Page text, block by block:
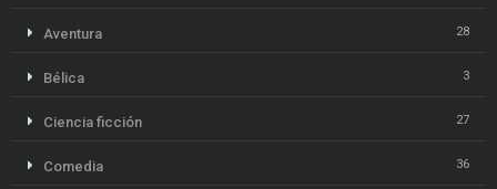
Aventura 28
Bélica 3
Ciencia ficción 27
Comedia 36